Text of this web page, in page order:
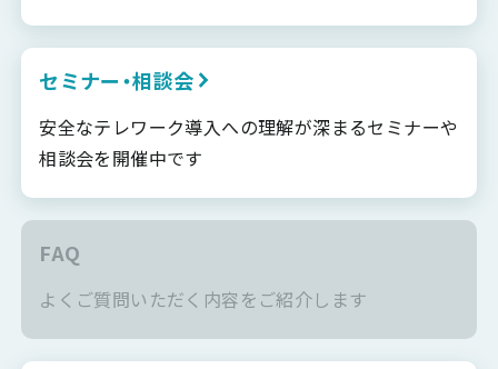
セミナー・相談会
安全なテレワーク導入への理解が深まるセミナーや
相談会を開催中です
FAQ
よくご質問いただく内容をご紹介します